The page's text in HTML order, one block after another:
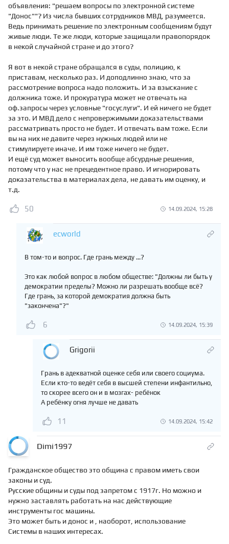
объявления: "решаем вопросы по электронной системе
"Донос""? Из числа бывших сотрудников МВД, разумеется.
Ведь принимать решение по электронным сообщениям будут
живые люди. Те же люди, которые защищали правопорядок
в некой случайной стране и до этого?
Я вот в некой стране обращался в суды, полицию, к
приставам, несколько раз. И доподлинно знаю, что за
рассмотрение вопроса надо положить. И за взыскание с
должника тоже. И прокуратура может не отвечать на
оф.запросы через условные "госуслуги". И ей ничего не будет
за это. И МВД дело с непровержимыми доказательствами
рассматривать просто не будет. И отвечать вам тоже. Если
вы на них не давите через нужных людей или не
стимулируете иначе. И им тоже ничего не будет.
И ещё суд может выносить вообще абсурдные решения,
потому что у нас не прецедентное право. И игнорировать
доказательства в материалах дела, не давать им оценку, и
т.д.
50 14.09.2024, 15:28
ecworld
В том-то и вопрос. Где грань между ...?
Это как любой вопрос в любом обществе: "Должны ли быть у
демократии пределы? Можно ли разрешать вообще всё?
Где грань, за которой демократия должна быть
"закончена"?"
6 14.09.2024, 15:39
Grigorii
Грань в адекватной оценке себя или своего социума.
Если кто-то ведёт себя в высшей степени инфантильно,
то скорее всего он и в мозгах- ребёнок
А ребёнку огня лучше не давать
11 14.09.2024, 15:42
Dimi1997
Гражданское общество это община с правом иметь свои
законы и суд.
Русские общины и суды под запретом с 1917г. Но можно и
нужно заставлять работать на нас действующие
инструменты гос машины.
Это может быть и донос и , наоборот, использование
Системы в наших интересах.